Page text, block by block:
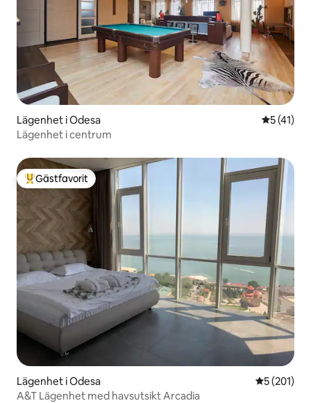
Lägenhet i Odesa 5 av 5 i
5 (41)
Lägenhet i centrum
Populär gästfavorit
Gästfavorit
Lägenhet i Odesa 5 av 5 i
5 (201)
A&T Lägenhet med havsutsikt Arcadia